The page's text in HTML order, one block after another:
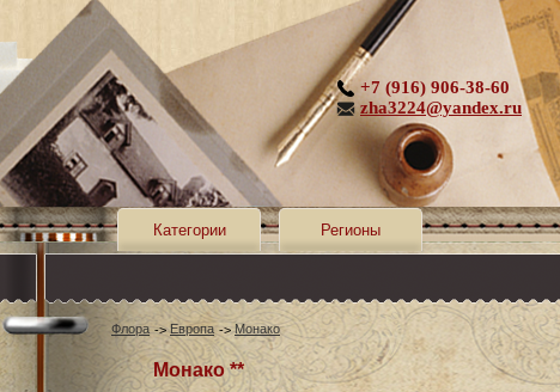
+7 (916) 906-38-60
zha3224@yandex.ru
Категории Регионы
Флора Европа Монако
Монако **